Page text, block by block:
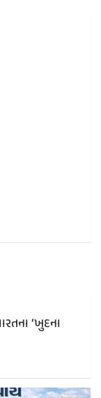
‘ખુદના